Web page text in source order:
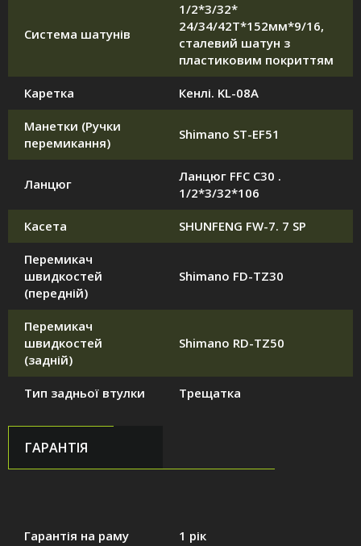
Система шатунів
1/2*3/32*
24/34/42T*152мм*9/16,
сталевий шатун з
пластиковим покриттям
Каретка Кенлі. KL-08A
Манетки (Ручки
перемикання)
Shimano ST-EF51
Ланцюг
Ланцюг FFC C30 .
1/2*3/32*106
Касета SHUNFENG FW-7. 7 SP
Перемикач
швидкостей
(передній)
Shimano FD-TZ30
Перемикач
швидкостей
(задній)
Shimano RD-TZ50
Тип задньої втулки Трещатка
ГАРАНТІЯ
Гарантія на раму 1 рік